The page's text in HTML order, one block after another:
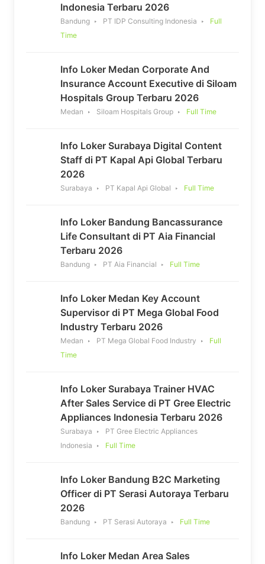
Indonesia Terbaru 2026
Bandung PT IDP Consulting Indonesia
Full
Time
Info Loker Medan Corporate And
Insurance Account Executive di Siloam
Hospitals Group Terbaru 2026
Medan Siloam Hospitals Group Full Time
Info Loker Surabaya Digital Content
Staff di PT Kapal Api Global Terbaru
2026
Surabaya PT Kapal Api Global Full Time
Info Loker Bandung Bancassurance
Life Consultant di PT Aia Financial
Terbaru 2026
Bandung PT Aia Financial Full Time
Info Loker Medan Key Account
Supervisor di PT Mega Global Food
Industry Terbaru 2026
Medan PT Mega Global Food Industry
Full
Time
Info Loker Surabaya Trainer HVAC
After Sales Service di PT Gree Electric
Appliances Indonesia Terbaru 2026
Surabaya
PT Gree Electric Appliances
Indonesia
Full Time
Info Loker Bandung B2C Marketing
Officer di PT Serasi Autoraya Terbaru
2026
Bandung PT Serasi Autoraya Full Time
Info Loker Medan Area Sales